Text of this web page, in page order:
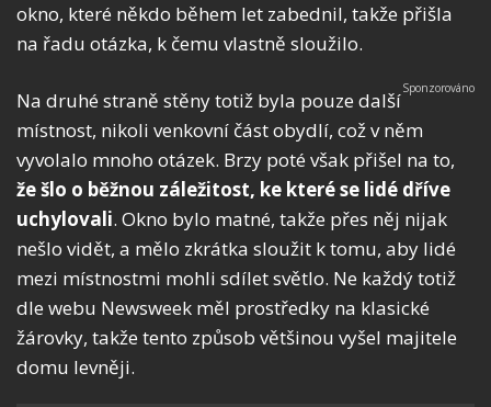
okno, které někdo během let zabednil, takže přišla
na řadu otázka, k čemu vlastně sloužilo.
Na druhé straně stěny totiž byla pouze další
místnost, nikoli venkovní část obydlí, což v něm
vyvolalo mnoho otázek. Brzy poté však přišel na to,
že šlo o běžnou záležitost, ke které se lidé dříve
uchylovali. Okno bylo matné, takže přes něj nijak
nešlo vidět, a mělo zkrátka sloužit k tomu, aby lidé
mezi místnostmi mohli sdílet světlo. Ne každý totiž
dle webu Newsweek měl prostředky na klasické
žárovky, takže tento způsob většinou vyšel majitele
domu levněji.